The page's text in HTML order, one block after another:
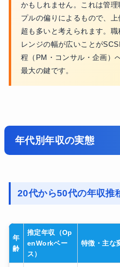
かもしれません。これは管
プルの偏りによるもので、
超も多いと考えられます。
レンジの幅が広いことが
程（PM・コンサル・企画）
最大の鍵です。
年代別年収の実態
20代から50代の年収推
年
齢
推定年収（Op
enWorkベー
ス）
特徴・主な